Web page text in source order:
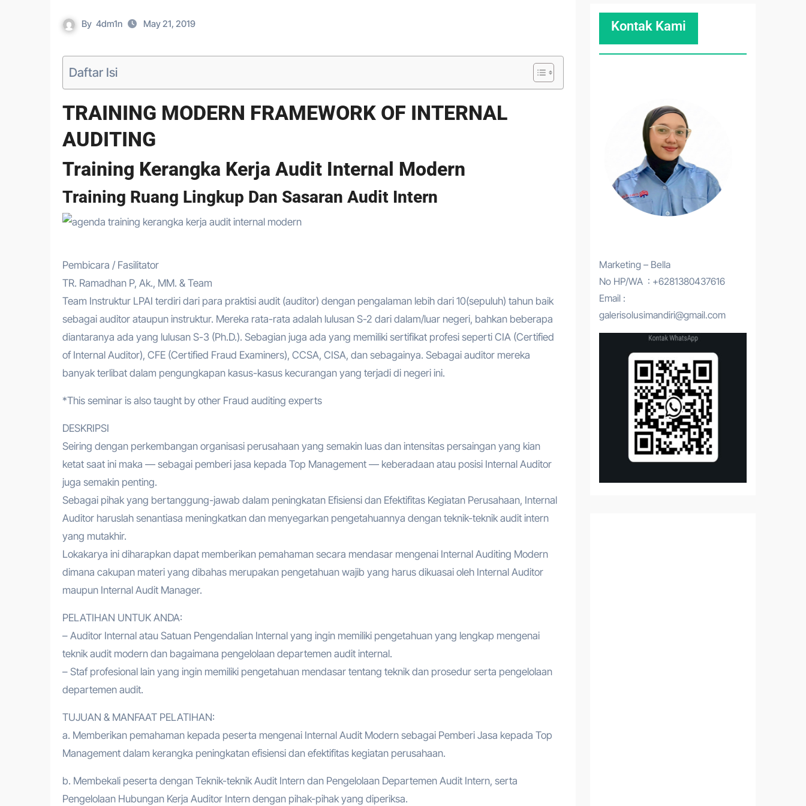
By 4dm1n May 21, 2019
Daftar Isi
TRAINING MODERN FRAMEWORK OF INTERNAL
AUDITING
Training Kerangka Kerja Audit Internal Modern
Training Ruang Lingkup Dan Sasaran Audit Intern
Pembicara / Fasilitator
TR. Ramadhan P, Ak., MM. & Team
Team Instruktur LPAI terdiri dari para praktisi audit (auditor) dengan pengalaman lebih dari 10(sepuluh) tahun baik
sebagai auditor ataupun instruktur. Mereka rata-rata adalah lulusan S-2 dari dalam/luar negeri, bahkan beberapa
diantaranya ada yang lulusan S-3 (Ph.D.). Sebagian juga ada yang memiliki sertifikat profesi seperti CIA (Certified
of Internal Auditor), CFE (Certified Fraud Examiners), CCSA, CISA, dan sebagainya. Sebagai auditor mereka
banyak terlibat dalam pengungkapan kasus-kasus kecurangan yang terjadi di negeri ini.
*This seminar is also taught by other Fraud auditing experts
DESKRIPSI
Seiring dengan perkembangan organisasi perusahaan yang semakin luas dan intensitas persaingan yang kian
ketat saat ini maka — sebagai pemberi jasa kepada Top Management — keberadaan atau posisi Internal Auditor
juga semakin penting.
Sebagai pihak yang bertanggung-jawab dalam peningkatan Efisiensi dan Efektifitas Kegiatan Perusahaan, Internal
Auditor haruslah senantiasa meningkatkan dan menyegarkan pengetahuannya dengan teknik-teknik audit intern
yang mutakhir.
Lokakarya ini diharapkan dapat memberikan pemahaman secara mendasar mengenai Internal Auditing Modern
dimana cakupan materi yang dibahas merupakan pengetahuan wajib yang harus dikuasai oleh Internal Auditor
maupun Internal Audit Manager.
PELATIHAN UNTUK ANDA:
– Auditor Internal atau Satuan Pengendalian Internal yang ingin memiliki pengetahuan yang lengkap mengenai
teknik audit modern dan bagaimana pengelolaan departemen audit internal.
– Staf profesional lain yang ingin memiliki pengetahuan mendasar tentang teknik dan prosedur serta pengelolaan
departemen audit.
TUJUAN & MANFAAT PELATIHAN:
a. Memberikan pemahaman kepada peserta mengenai Internal Audit Modern sebagai Pemberi Jasa kepada Top
Management dalam kerangka peningkatan efisiensi dan efektifitas kegiatan perusahaan.
b. Membekali peserta dengan Teknik-teknik Audit Intern dan Pengelolaan Departemen Audit Intern, serta
Pengelolaan Hubungan Kerja Auditor Intern dengan pihak-pihak yang diperiksa.
Kontak Kami
Marketing – Bella
No HP/WA : +6281380437616
Email :
galerisolusimandiri@gmail.com